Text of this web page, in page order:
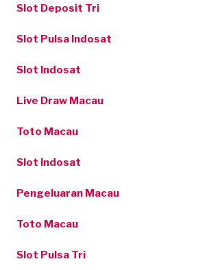
Slot Deposit Tri
Slot Pulsa Indosat
Slot Indosat
Live Draw Macau
Toto Macau
Slot Indosat
Pengeluaran Macau
Toto Macau
Slot Pulsa Tri